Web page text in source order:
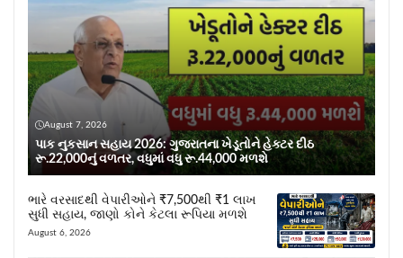
August 7, 2026
પાક નુકસાન સહાય 2026: ગુજરાતના ખેડૂતોને હેક્ટર દીઠ
રૂ.22,000નું વળતર, વધુમાં વધુ રૂ.44,000 મળશે
ભારે વરસાદથી વેપારીઓને ₹7,500થી ₹1 લાખ
સુધી સહાય, જાણો કોને કેટલા રૂપિયા મળશે
August 6, 2026